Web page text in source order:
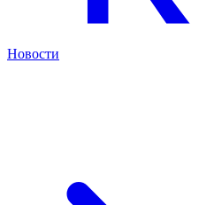
Новости